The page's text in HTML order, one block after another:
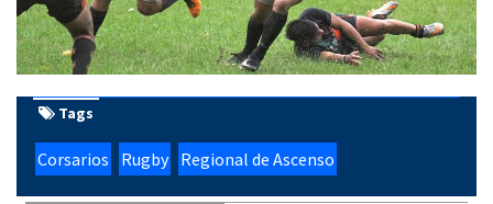
Tags
Corsarios Rugby Regional de Ascenso